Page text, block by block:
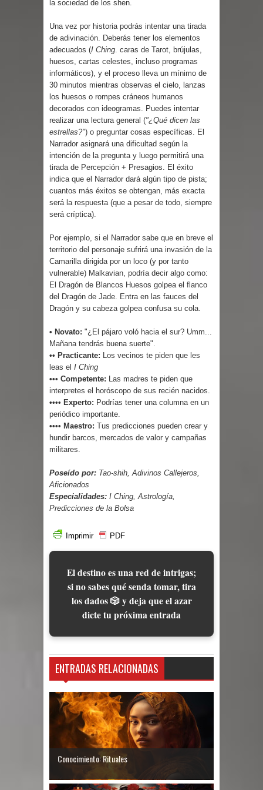
Parte 02: Un Bicho Raro
la sociedad de los shen.
Una vez por historia podrás intentar una tirada
de adivinación. Deberás tener los elementos
adecuados (I Ching. caras de Tarot, brújulas,
huesos, cartas celestes, incluso programas
informáticos), y el proceso lleva un mínimo de
30 minutos mientras observas el cielo, lanzas
los huesos o rompes cráneos humanos
decorados con ideogramas. Puedes intentar
realizar una lectura general ("¿Qué dicen las
estrellas?") o preguntar cosas específicas. El
Narrador asignará una dificultad según la
intención de la pregunta y luego permitirá una
tirada de Percepción + Presagios. El éxito
indica que el Narrador dará algún tipo de pista;
cuantos más éxitos se obtengan, más exacta
será la respuesta (que a pesar de todo, siempre
será críptica).
Por ejemplo, si el Narrador sabe que en breve el
territorio del personaje sufrirá una invasión de la
Camarilla dirigida por un loco (y por tanto
vulnerable) Malkavian, podría decir algo como:
El Dragón de Blancos Huesos golpea el flanco
del Dragón de Jade. Entra en las fauces del
Dragón y su cabeza golpea confusa su cola.
• Novato: "¿El pájaro voló hacia el sur? Umm...
Mañana tendrás buena suerte".
•• Practicante: Los vecinos te piden que les
leas el I Ching
••• Competente: Las madres te piden que
interpretes el horóscopo de sus recién nacidos.
•••• Experto: Podrías tener una columna en un
periódico importante.
•••• Maestro: Tus predicciones pueden crear y
hundir barcos, mercados de valor y campañas
militares.
Poseído por: Tao-shih, Adivinos Callejeros,
Aficionados
Especialidades: I Ching, Astrología,
Predicciones de la Bolsa
Imprimir PDF
El destino es una red de intrigas;
si no sabes qué senda tomar, tira
los dados 🎲 y deja que el azar
dicte tu próxima entrada
ENTRADAS RELACIONADAS
Conocimiento: Rituales